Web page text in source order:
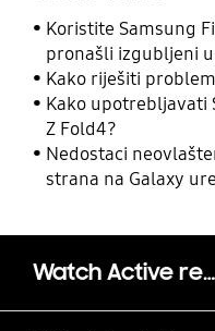
Koristite Samsung
pronašli izgubljeni
Kako riješiti
Kako upotrebljavati
Z Fold4?
Nedostaci
strana na Galaxy
Watch Active remen (ET-SFR50)